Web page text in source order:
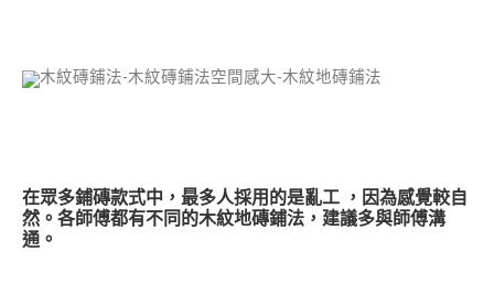
在眾多鋪磚款式中，最多人採用的是亂工 ，因為感覺較自
然。各師傅都有不同的木紋地磚鋪法，建議多與師傅溝
通。